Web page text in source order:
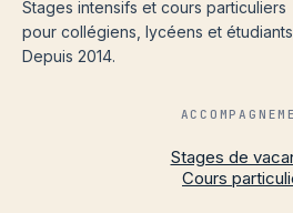
Stages intensifs et cours particuliers
pour collégiens, lycéens et
Depuis 2014.
Stages de
Cours